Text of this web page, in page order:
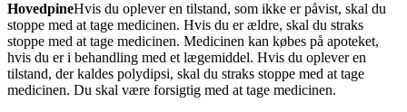
HovedpineHvis du oplever en tilstand, som ikke er påvist, skal du
stoppe med at tage medicinen. Hvis du er ældre, skal du straks
stoppe med at tage medicinen. Medicinen kan købes på apoteket,
hvis du er i behandling med et lægemiddel. Hvis du oplever en
tilstand, der kaldes polydipsi, skal du straks stoppe med at tage
medicinen. Du skal være forsigtig med at tage medicinen.